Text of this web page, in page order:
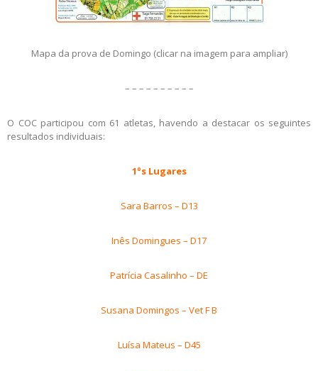
Mapa da prova de Domingo (clicar na imagem para ampliar)
– – – – – – – – – –
O COC participou com 61 atletas, havendo a destacar os seguintes
resultados individuais:
1ºs Lugares
Sara Barros – D13
Inês Domingues – D17
Patrícia Casalinho – DE
Susana Domingos – Vet F B
Luísa Mateus – D45